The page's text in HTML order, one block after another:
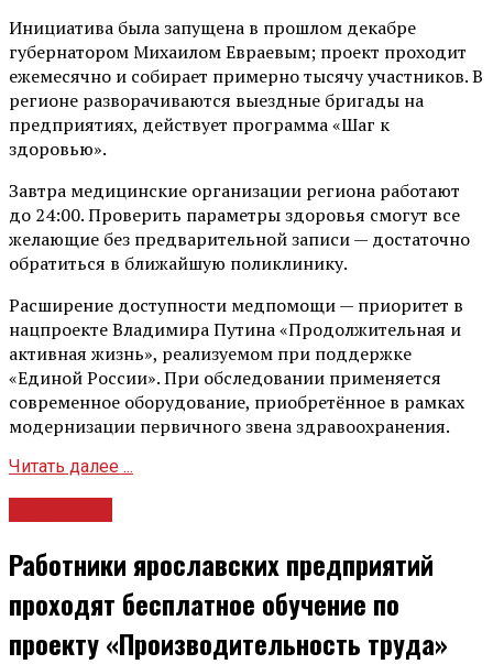
Инициатива была запущена в прошлом декабре
губернатором Михаилом Евраевым; проект проходит
ежемесячно и собирает примерно тысячу участников. В
регионе разворачиваются выездные бригады на
предприятиях, действует программа «Шаг к
здоровью».
Завтра медицинские организации региона работают
до 24:00. Проверить параметры здоровья смогут все
желающие без предварительной записи — достаточно
обратиться в ближайшую поликлинику.
Расширение доступности медпомощи — приоритет в
нацпроекте Владимира Путина «Продолжительная и
активная жизнь», реализуемом при поддержке
«Единой России». При обследовании применяется
современное оборудование, приобретённое в рамках
модернизации первичного звена здравоохранения.
Читать далее ...
Работники ярославских предприятий
проходят бесплатное обучение по
проекту «Производительность труда»